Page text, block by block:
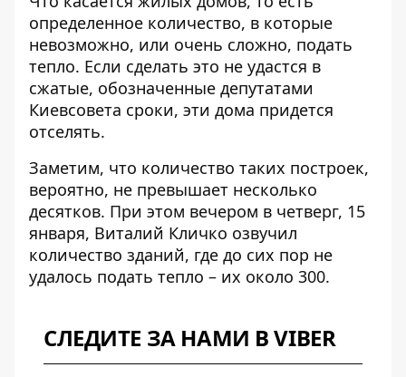
определенное количество, в которые
невозможно, или очень сложно, подать
тепло. Если сделать это не удастся в
сжатые, обозначенные депутатами
Киевсовета сроки, эти дома придется
отселять.
Заметим, что количество таких построек,
вероятно, не превышает несколько
десятков. При этом вечером в четверг, 15
января, Виталий Кличко озвучил
количество зданий, где до сих пор не
удалось подать тепло – их около 300.
СЛЕДИТЕ ЗА НАМИ В VIBER